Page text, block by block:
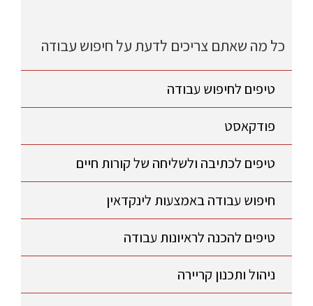
כל מה שאתם צריכים לדעת על חיפוש עבודה
טיפים לחיפוש עבודה
פודקאסט
טיפים לכתיבה ולשליחה של קורות חיים
חיפוש עבודה באמצעות לינקדאין
טיפים להכנה לראיונות עבודה
ניהול ותכנון קריירה